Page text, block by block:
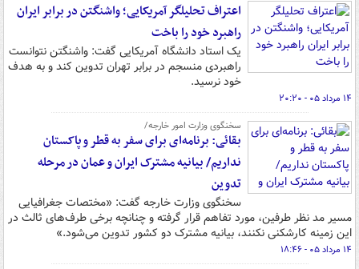
اعتراف تحلیلگر آمریکایی؛ واشنگتن در برابر ایران
راهبرد خود را باخت
یک استاد دانشگاه آمریکایی گفت: واشنگتن نتوانست
راهبردی منسجم در برابر تهران تدوین کند و به هدف
خود نرسید.
۱۴ مرداد ۰۵ - ۲۰:۲۰
سخنگوی وزارت امور خارجه/
بقائی: برنامه‌ای برای سفر به قطر و پاکستان
نداریم/ بیانیه مشترک ایران و عمان در مرحله
تدوین
سخنگوی وزارت خارجه گفت: «مختصات جغرافیایی
مسیر مد نظر طرفین، مورد تفاهم قرار گرفته و چنانچه برخی طرف‌های ثالث در
این زمینه کارشکنی نکنند، بیانیه مشترک دو کشور تدوین می‌شود.»
۱۴ مرداد ۰۵ - ۱۸:۴۶